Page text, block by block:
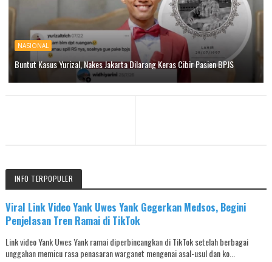
NASIONAL
Buntut Kasus Yurizal, Nakes Jakarta Dilarang Keras Cibir Pasien BPJS
INFO TERPOPULER
Viral Link Video Yank Uwes Yank Gegerkan Medsos, Begini
Penjelasan Tren Ramai di TikTok
Link video Yank Uwes Yank ramai diperbincangkan di TikTok setelah berbagai
unggahan memicu rasa penasaran warganet mengenai asal-usul dan ko...